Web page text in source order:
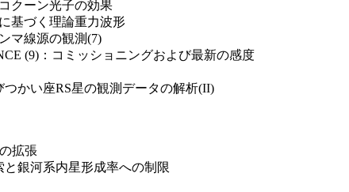
クーン光子の効果
基づく理論重力波形
マ線源の観測(7)
(9)：コミッショニングおよび最新の感度
かい座RS星の観測データの解析(II)
拡張
銀河系内星形成率への制限